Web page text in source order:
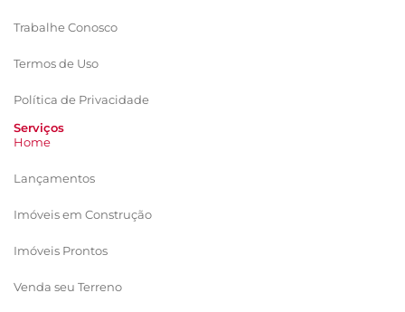
Trabalhe Conosco
Termos de Uso
Política de Privacidade
Serviços
Home
Lançamentos
Imóveis em Construção
Imóveis Prontos
Venda seu Terreno